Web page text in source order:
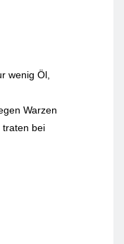
wenig Öl,
Warzen
traten bei